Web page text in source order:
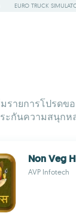
EURO TRUCK
ายการโปรด
ะกันความสนุกห
Non Veg
AVP Infotech